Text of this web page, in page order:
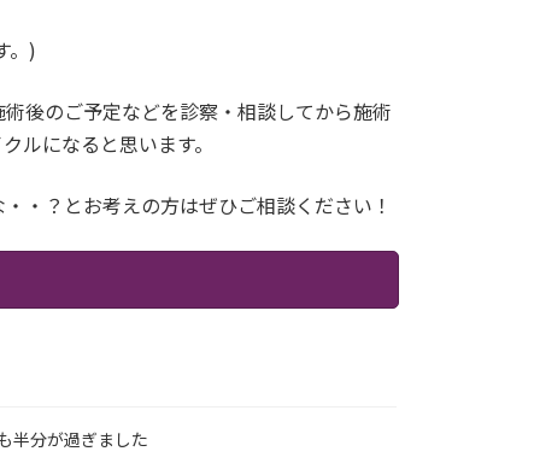
。)
後のご予定などを診察・相談してから施術
ルになると思います。
・？とお考えの方はぜひご相談ください！
半分が過ぎました